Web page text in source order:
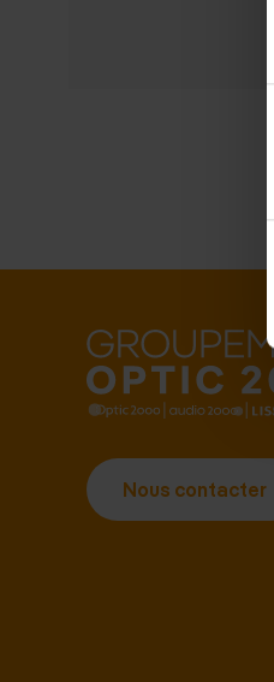
Nous contacter